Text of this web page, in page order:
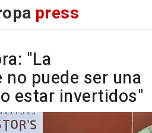
press
"La
puede ser una
estar invertidos"